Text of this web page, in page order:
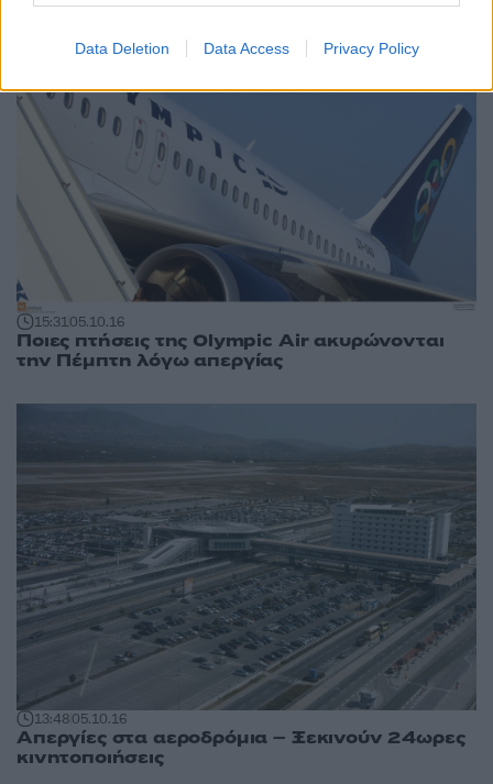
Data Deletion Data Access Privacy Policy
15:3105.10.16
Ποιες πτήσεις της Οlympic Air ακυρώνονται
την Πέμπτη λόγω απεργίας
13:4805.10.16
Απεργίες στα αεροδρόμια – Ξεκινούν 24ωρες
κινητοποιήσεις